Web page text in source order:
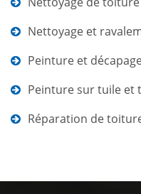
Nettoyage et
Peinture et
Peinture sur tuile et
Réparation de